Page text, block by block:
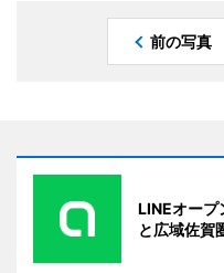
前の写真
LINEオープ
と広域佐賀